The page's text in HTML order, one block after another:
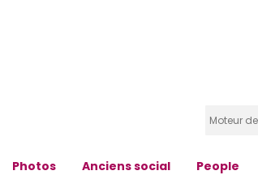
Photos Anciens social People